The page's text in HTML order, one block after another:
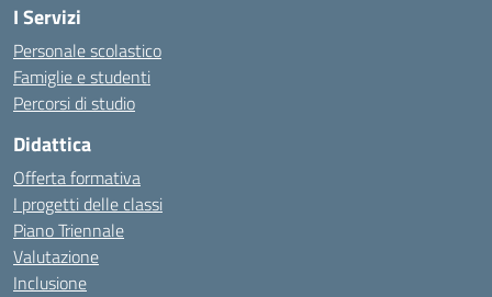
I Servizi
Personale scolastico
Famiglie e studenti
Percorsi di studio
Didattica
Offerta formativa
I progetti delle classi
Piano Triennale
Valutazione
Inclusione